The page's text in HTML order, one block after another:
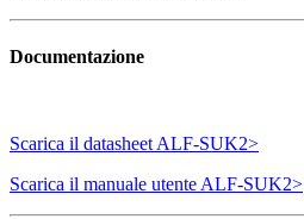
Documentazione
Scarica il datasheet ALF-SUK2>
Scarica il manuale utente ALF-SUK2>